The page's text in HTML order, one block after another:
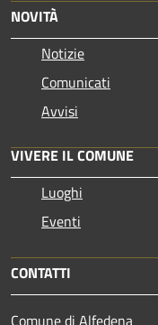
NOVITÀ
Notizie
Comunicati
Avvisi
VIVERE IL COMUNE
Luoghi
Eventi
CONTATTI
Comune di Alfedena